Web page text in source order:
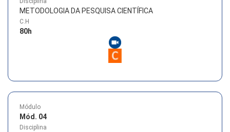
METODOLOGIA DA PESQUISA CIENTÍFICA
C.H
80h
Módulo
Mód. 04
Disciplina